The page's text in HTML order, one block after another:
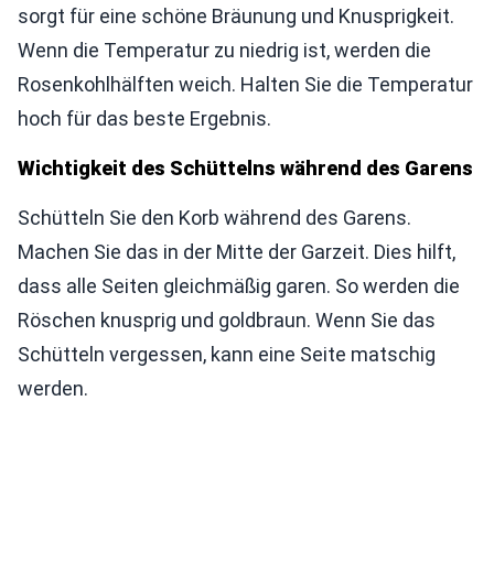
sorgt für eine schöne Bräunung und Knusprigkeit.
Wenn die Temperatur zu niedrig ist, werden die
Rosenkohlhälften weich. Halten Sie die Temperatur
hoch für das beste Ergebnis.
Wichtigkeit des Schüttelns während des Garens
Schütteln Sie den Korb während des Garens.
Machen Sie das in der Mitte der Garzeit. Dies hilft,
dass alle Seiten gleichmäßig garen. So werden die
Röschen knusprig und goldbraun. Wenn Sie das
Schütteln vergessen, kann eine Seite matschig
werden.